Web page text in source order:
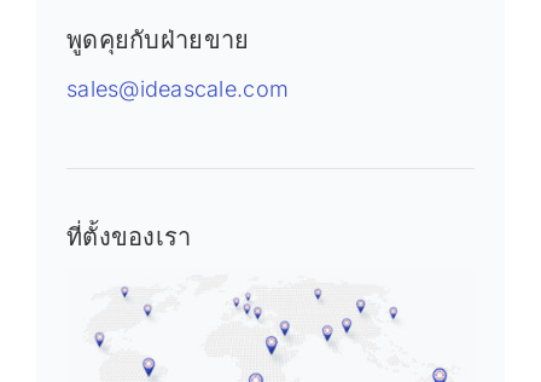
พูดคุยกับฝ่ายขาย
sales@ideascale.com
ที่ตั้งของเรา